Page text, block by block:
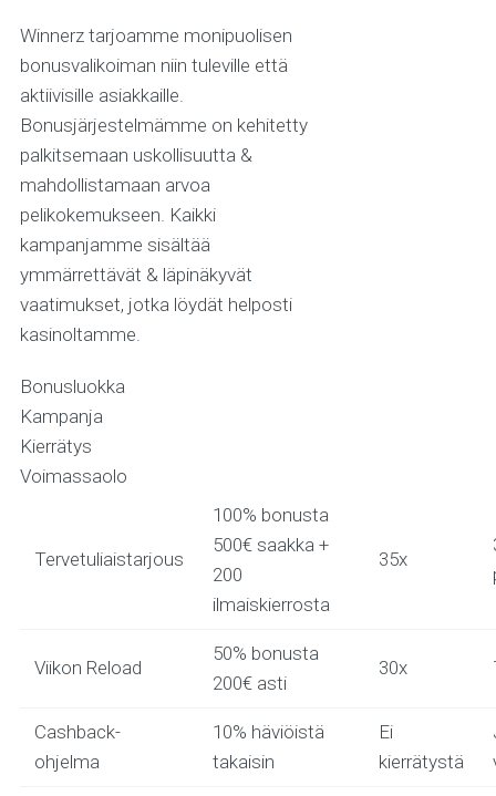
Winnerz tarjoamme monipuolisen
bonusvalikoiman niin tuleville että
aktiivisille asiakkaille.
Bonusjärjestelmämme on kehitetty
palkitsemaan uskollisuutta &
mahdollistamaan arvoa
pelikokemukseen. Kaikki
kampanjamme sisältää
ymmärrettävät & läpinäkyvät
vaatimukset, jotka löydät helposti
kasinoltamme.
Bonusluokka
Kampanja
Kierrätys
Voimassaolo
Tervetuliaistarjous
100% bonusta
500€ saakka +
200
ilmaiskierrosta
35x
Viikon Reload
50% bonusta
200€ asti
30x
Cashback-
ohjelma
10% häviöistä
takaisin
Ei
kierrätystä